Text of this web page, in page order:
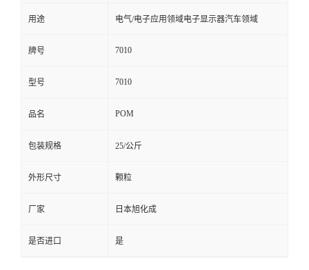
用途 电气/电子应用领域电子显示器汽车领域
牌号 7010
型号 7010
品名 POM
包装规格 25/公斤
外形尺寸 颗粒
厂家 日本旭化成
是否进口 是